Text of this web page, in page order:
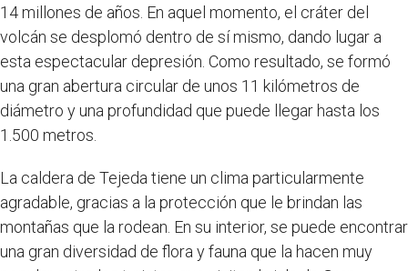
14 millones de años. En aquel momento, el cráter del
volcán se desplomó dentro de sí mismo, dando lugar a
esta espectacular depresión. Como resultado, se formó
una gran abertura circular de unos 11 kilómetros de
diámetro y una profundidad que puede llegar hasta los
1.500 metros.
La caldera de Tejeda tiene un clima particularmente
agradable, gracias a la protección que le brindan las
montañas que la rodean. En su interior, se puede encontrar
una gran diversidad de flora y fauna que la hacen muy